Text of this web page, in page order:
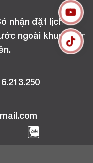
nhận đặt lịch
ngoài khung giờ